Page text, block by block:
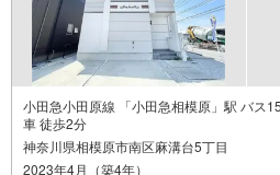
小田急小田原線 「小田急相模原」駅 バス
車 徒歩2分
神奈川県相模原市南区麻溝台5丁目
2023年4月（築4年）